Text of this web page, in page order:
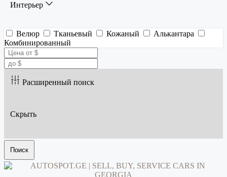
Интерьер
Велюр Тканьевый Кожаный
Алькантара
Комбинированный
Расширенный поиск
Скрыть
Поиск